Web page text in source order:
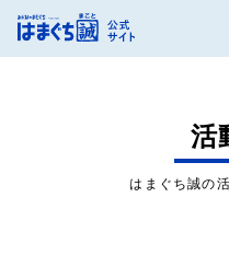
活
はまぐち誠の